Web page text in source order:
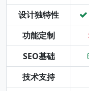
设计独特性
功能定制
SEO基础
技术支持